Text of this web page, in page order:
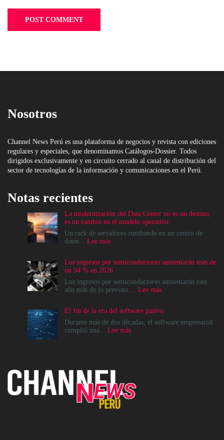
Nosotros
Channel News Perú es una plataforma de negocios y revista con ediciones
regulares y especiales, que denominamos Catálogos-Dossier. Todos
dirigidos exclusivamente y en circuito cerrado al canal de distribución del
sector de tecnologías de la información y comunicaciones en el Perú.
Notas recientes
La modernización del Data Center no es un destino,
es un cambio en el modelo operativo
Un rack de servidores zumbando en un centro de
datos... Lee más:
del
Data
Center
no
destino,
es
un
operativo
Los ingresos por semiconductores aumentarán más de
un 94 % en 2026
Los ingresos por semiconductores aumentarán este
año más de lo previsto.... Lee más:
por
semiconductores
El fin de la era del software pasivo
Durante más de dos décadas, el software empresarial
cumplió una... Lee más:
software
pasivo